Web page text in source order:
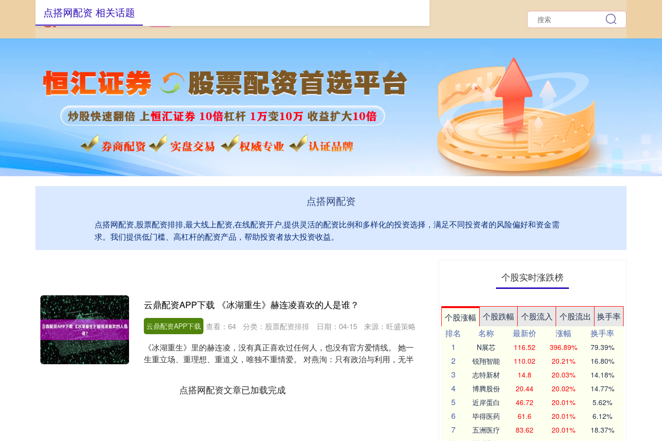
点搭网配资
点搭网配资,股票配资排排,最大线上配资,在线配资开户,提供灵活的配资比例和多样化的投资选择，满足不同投资者的风险偏好和资金需
求。我们提供低门槛、高杠杆的配资产品，帮助投资者放大投资收益。
点搭网配资 相关话题
云鼎配资APP下载 《冰湖重生》赫连凌喜欢的人是谁？
云鼎配资APP下载 日期：04-15 来源：旺盛策略
查看： 64 分类： 股票配资排排
《冰湖重生》里的赫连凌，没有真正喜欢过任何人，也没有官方爱情线。 她一
生重立场、重理想、重道义，唯独不重情爱。 对燕洵：只有政治与利用，无半
点搭网配资文章已加载完成
个股实时涨跌榜
个股涨幅 个股跌幅 个股流入 个股流出
换手率
排名
名称 最新价 涨幅
换手率
1
N展芯 116.52 396.89% 79.39%
2 锐翔智能 110.02 20.21% 16.80%
3 志特新材 14.8 20.03% 14.18%
4 博腾股份 20.44 20.02% 14.77%
5 近岸蛋白 46.72 20.01% 5.62%
6 毕得医药 61.6 20.01% 6.12%
7 五洲医疗 83.62 20.01% 18.37%